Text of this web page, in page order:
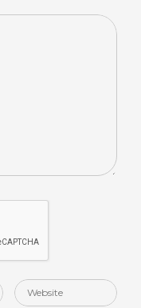
Website